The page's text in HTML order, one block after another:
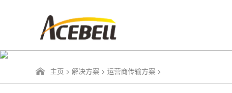
主页 > 解决方案 > 运营商传输方案 >